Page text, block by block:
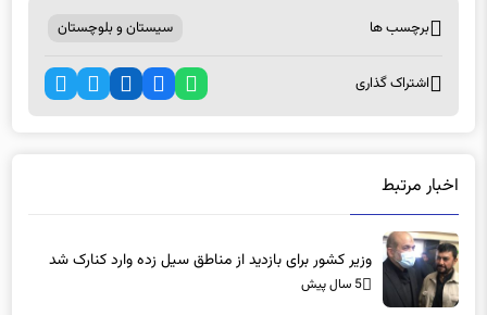
برچسب ها سیستان و بلوچستان
اشتراک گذاری
اخبار مرتبط
وزیر کشور برای بازدید از مناطق سیل زده وارد کنارک شد
5 سال پیش